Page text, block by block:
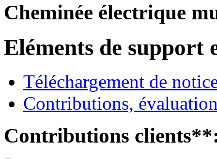
Cheminée électrique
Eléments de support
Téléchargement de
Contributions,
Contributions